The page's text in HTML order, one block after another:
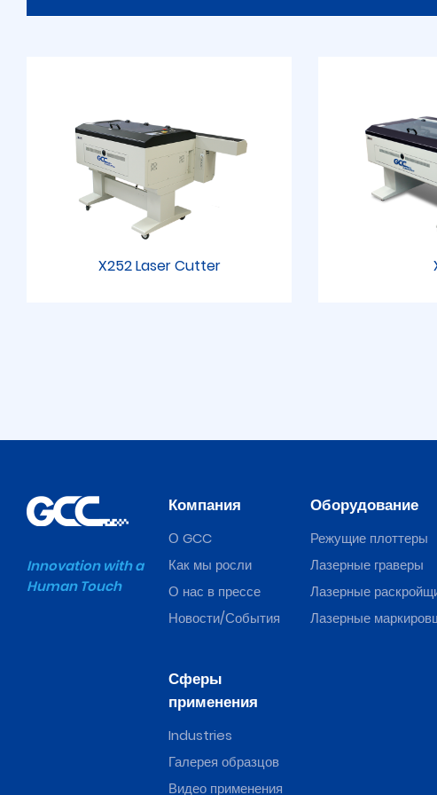
X252 Laser Cutter
🆕 Piolas Series
Innovation with a
Human Touch
Компания
О GCC
Как мы росли
О нас в прессе
Новости/События
Сферы
применения
Industries
Галерея образцов
Видео применения
Оборудование
Режущие плоттеры
Лазерные граверы
Лазерные
Лазерные